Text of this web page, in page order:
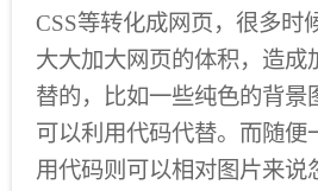
CSS等转化成网页，很多时
大大加大网页的体积，造
替的，比如一些纯色的背
可以利用代码代替。而随
用代码则可以相对图片来